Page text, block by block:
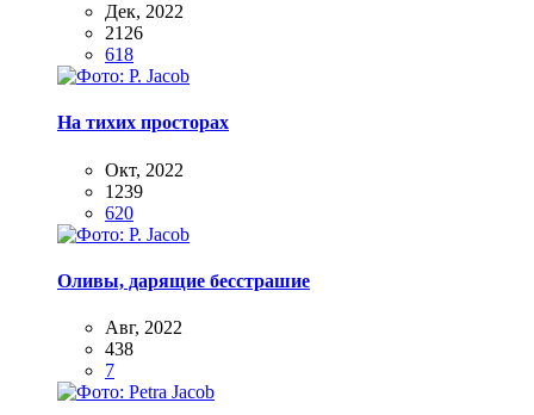
Дек, 2022
2126
618
На тихих просторах
Окт, 2022
1239
620
Оливы, дарящие бесстрашие
Авг, 2022
438
7